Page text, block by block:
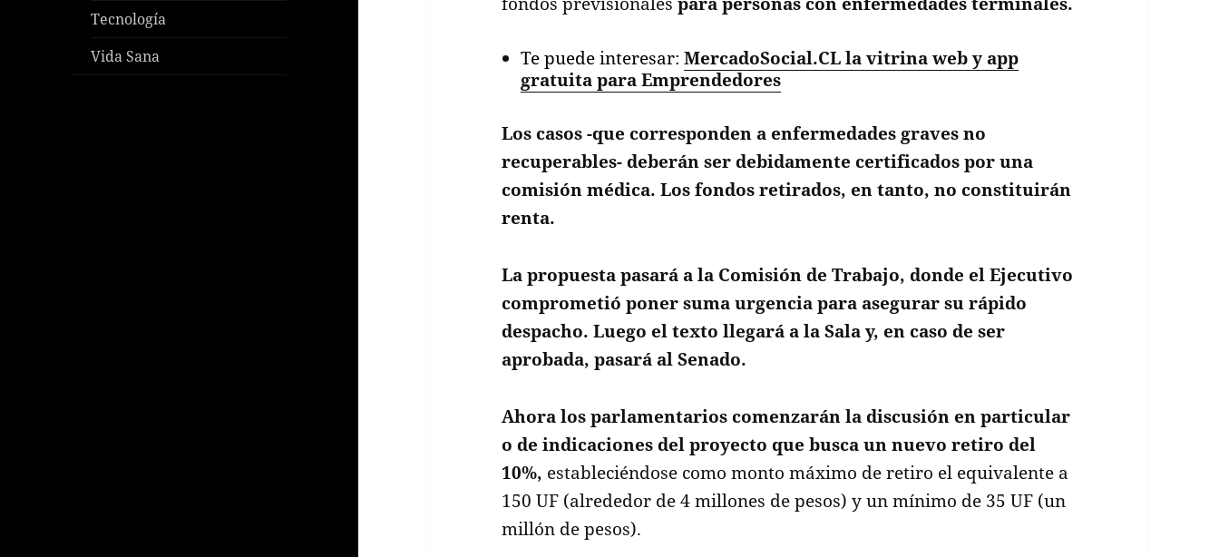
Tecnología
Vida Sana
Te puede interesar: MercadoSocial.CLla vitrina web y app
gratuita para Emprendedores
Los casos -que corresponden a enfermedades graves no
recuperables- deberán ser debidamente certificados por una
comisión médica. Los fondos retirados, en tanto, no constituirán
renta.
La propuesta pasará a la Comisión de Trabajo, donde el Ejecutivo
comprometió poner suma urgencia para asegurar su rápido
despacho. Luego el texto llegará a la Sala y, en caso de ser
aprobada, pasará al Senado.
Ahora los parlamentarios comenzarán la discusión en particular
o de indicaciones del proyecto que busca un nuevo retiro del
10%, estableciéndose como monto máximo de retiro el equivalente a
150 UF (alrededor de 4 millones de pesos) y un mínimo de 35 UF (un
millón de pesos).